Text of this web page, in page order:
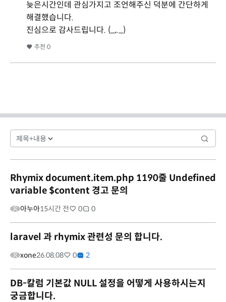
늦은시간인데 관심가지고 조언해주신 덕분에 간단하게
해결했습니다.
진심으로 감사드립니다. (_,._)
추천 0
Rhymix document.item.php 1190줄 Undefined
variable $content 경고 문의
아누아15시간 전 0 0
laravel 과 rhymix 관련성 문의 합니다.
xone26.08.08 0 2
DB-칼럼 기본값 NULL 설정을 어떻게 사용하시는지
궁금합니다.